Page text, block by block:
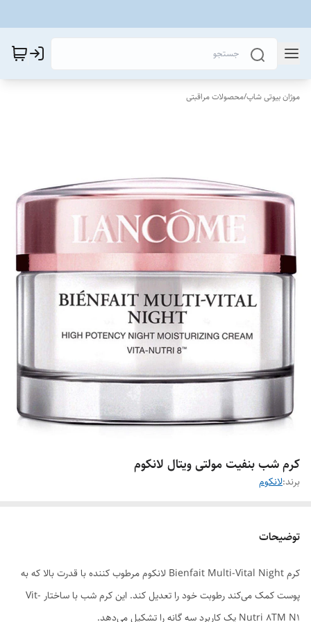
موژان بیوتی شاپ/محصولات مراقبتی
کرم شب بنفیت مولتی ویتال لانکوم
برند:لانکوم
توضیحات
کرم Bienfait Multi-Vital Night لانکوم مرطوب کننده با قدرت بالا که به
پوست کمک می‌کند رطوبت خود را تعدیل کند. این کرم شب با ساختار Vit-
Nutri 8TM N1 یک کاربرد سه گانه را تشکیل می‌دهد.